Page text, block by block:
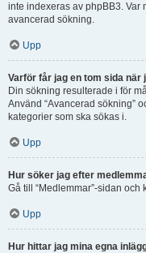
inte indexeras av phpBB3. Var
avancerad sökning.
Upp
Varför får jag en tom sida
Din sökning resulterade i för
Använd “Avancerad sökning”
kategorier som ska sökas i.
Upp
Hur söker jag efter
Gå till “Medlemmar”-sidan och
Upp
Hur hittar jag mina egna